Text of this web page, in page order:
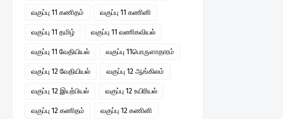
வகுப்பு 11 கணிதம் வகுப்பு 11 கணினி
வகுப்பு 11 தமிழ் வகுப்பு 11 வணிகவியல்
வகுப்பு 11 வேதியியல் வகுப்பு 11பொருளாதாரம்
வகுப்பு 12 வேதியியல் வகுப்பு 12 ஆங்கிலம்
வகுப்பு 12 இயற்பியல் வகுப்பு 12 உயிரியல்
வகுப்பு 12 கணிதம் வகுப்பு 12 கணினி